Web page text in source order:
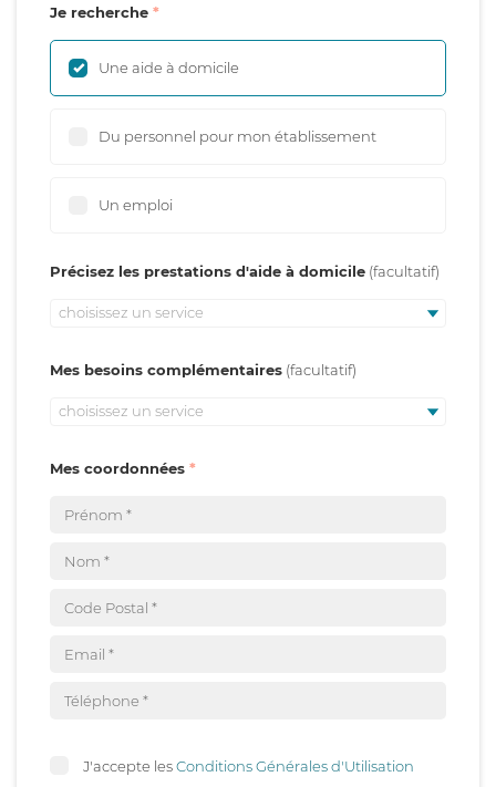
Je recherche
Une aide à domicile
Du personnel pour mon établissement
Un emploi
Précisez les prestations d'aide à domicile
choisissez un service
Mes besoins complémentaires
choisissez un service
Mes coordonnées
J'accepte lesConditions Générales d'Utilisation